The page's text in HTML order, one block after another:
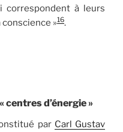
correspondent à leurs
»16.
centres d’énergie »
par Carl Gustav